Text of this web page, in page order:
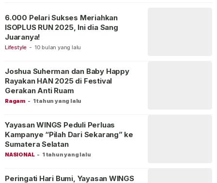
Lifestyle - 10 bulan yang lalu
6.000 Pelari Sukses Meriahkan
ISOPLUS RUN 2025, Ini dia Sang
Juaranya!
Ragam - 1 tahun yang lalu
Joshua Suherman dan Baby Happy
Rayakan HAN 2025 di Festival
Gerakan Anti Ruam
NASIONAL - 1 tahun yang lalu
Yayasan WINGS Peduli Perluas
Kampanye “Pilah Dari Sekarang” ke
Sumatera Selatan
Peringati Hari Bumi, Yayasan WINGS